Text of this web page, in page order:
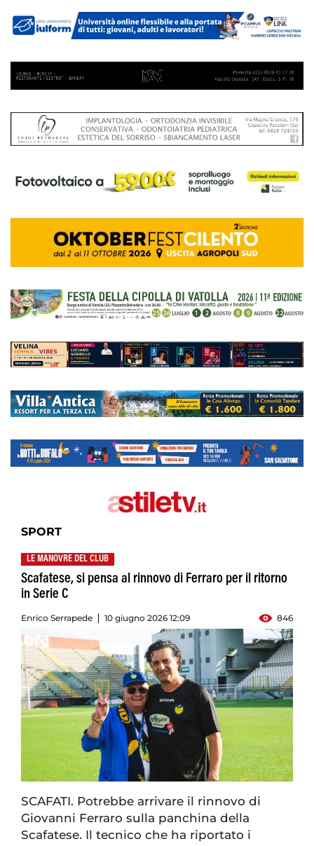
SPORT
LE MANOVRE DEL CLUB
Scafatese, si pensa al rinnovo di Ferraro per il ritorno
in Serie C
Enrico Serrapede 10 giugno 2026 12:09 846
SCAFATI. Potrebbe arrivare il rinnovo di
Giovanni Ferraro sulla panchina della
Scafatese. Il tecnico che ha riportato i